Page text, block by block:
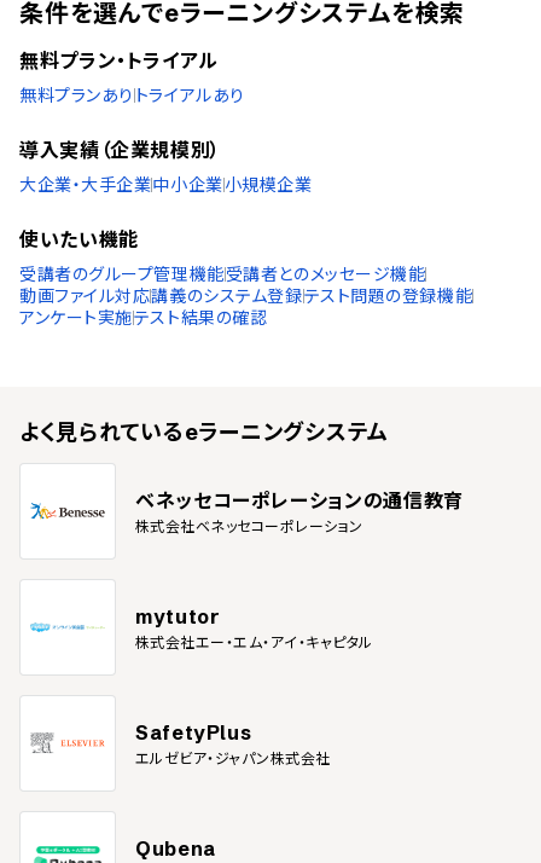
条件を選んでeラーニングシステムを検索
無料プラン・トライアル
無料プランあり トライアルあり
導入実績（企業規模別）
大企業・大手企業中小企業小規模企業
使いたい機能
受講者のグループ管理機能受講者とのメッセージ機能
動画ファイル対応講義のシステム登録テスト問題の登録機能
アンケート実施テスト結果の確認
よく見られているeラーニングシステム
ベネッセコーポレーションの通信教育
株式会社ベネッセコーポレーション
mytutor
株式会社エー・エム・アイ・キャピタル
SafetyPlus
エルゼビア・ジャパン株式会社
Qubena